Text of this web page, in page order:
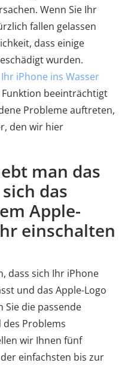
Wenn Sie Ihr
fallen gelassen
dass einige
wurden.
iPhone ins Wasser
beeinträchtigt
Probleme auftreten,
den wir hier
man das
das
Apple-
einschalten
dass sich Ihr iPhone
und das Apple-Logo
Sie die passende
des Problems
wir Ihnen fünf
einfachsten bis zur